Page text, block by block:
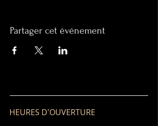
Partager cet événement
HEURES D'OUVERTURE